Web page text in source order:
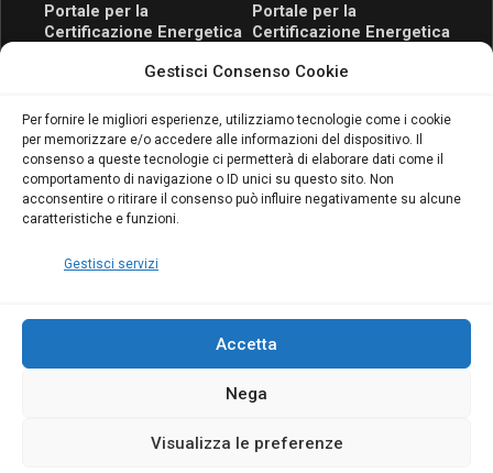
Gestisci Consenso Cookie
Per fornire le migliori esperienze, utilizziamo tecnologie come i cookie
per memorizzare e/o accedere alle informazioni del dispositivo. Il
consenso a queste tecnologie ci permetterà di elaborare dati come il
comportamento di navigazione o ID unici su questo sito. Non
acconsentire o ritirare il consenso può influire negativamente su alcune
caratteristiche e funzioni.
Gestisci servizi
Accetta
Nega
Visualizza le preferenze
Portale per la
Certificazione Energetica
scopri il Corso Blumatica
Portale per la
Certificazione Energetica
scopri il Corso Blumatica
Blumaticasu
Coordinatore della
Sicurezza: cosa è
richiesto per abilitazione
e aggiornamento
Copyright Blumatica